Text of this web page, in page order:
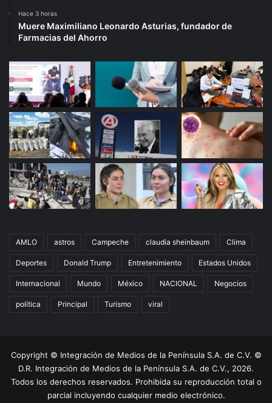
Hace 3 horas
Muere Maximiliano Leonardo Asturias, fundador de
Farmacias del Ahorro
AMLO astros Campeche claudia sheinbaum Clima
Deportes Donald Trump Entretenimiento Estados Unidos
Internacional Mundo México NACIONAL Negocios
política Principal Turismo viral
Copyright © Integración de Medios de la Península S.A. de C.V. ©
D.R. Integración de Medios de la Península S.A. de C.V., 2026.
Todos los derechos reservados. Prohibida su reproducción total o
parcial incluyendo cualquier medio electrónico.